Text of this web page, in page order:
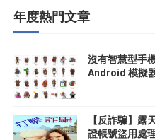
年度熱門文章
沒有智慧型手
Android 模擬
【反詐騙】露
證帳號盜用處